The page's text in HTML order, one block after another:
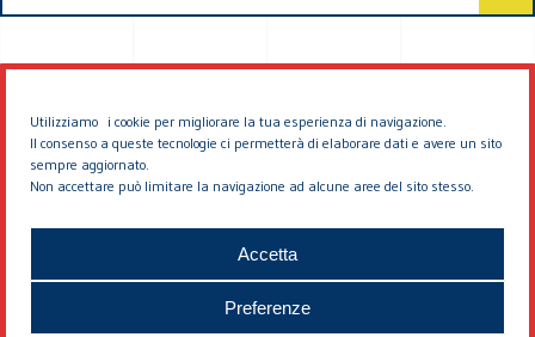
Utilizziamo i cookie per migliorare la tua esperienza di navigazione.
Il consenso a queste tecnologie ci permetterà di elaborare dati e avere un sito
sempre aggiornato.
Non accettare può limitare la navigazione ad alcune aree del sito stesso.
Accetta
Preferenze
© 2026 EDDYBURG